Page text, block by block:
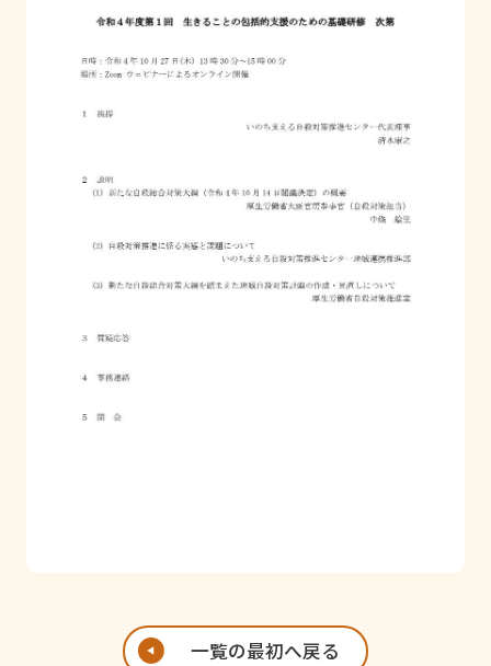
一覧の最初へ戻る